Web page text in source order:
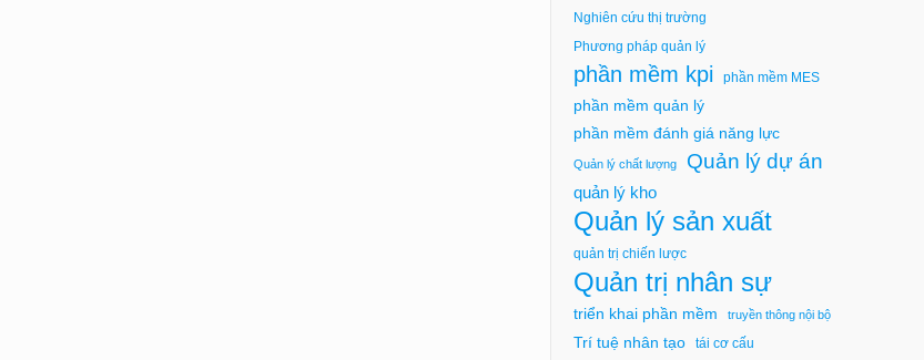
Nghiên cứu thị trường
Phương pháp quản lý
phần mềm kpi phần mềm MES
phần mềm quản lý
phần mềm đánh giá năng lực
Quản lý chất lượng Quản lý dự án
quản lý kho
Quản lý sản xuất
quản trị chiến lược
Quản trị nhân sự
triển khai phần mềm truyền thông nội bộ
Trí tuệ nhân tạo tái cơ cấu